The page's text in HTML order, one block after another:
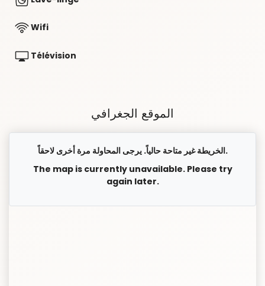
Wifi
Télévision
الموقع الجغرافي
الخريطة غير متاحة حالياً. يرجى المحاولة مرة أخرى لاحقاً.
The map is currently unavailable. Please try
again later.